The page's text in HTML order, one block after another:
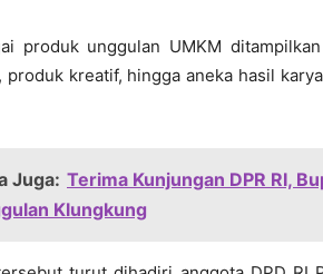
produk unggulan UMKM
produk kreatif, hingga aneka hasil
Juga: Terima Kunjungan DPR RI,
Klungkung